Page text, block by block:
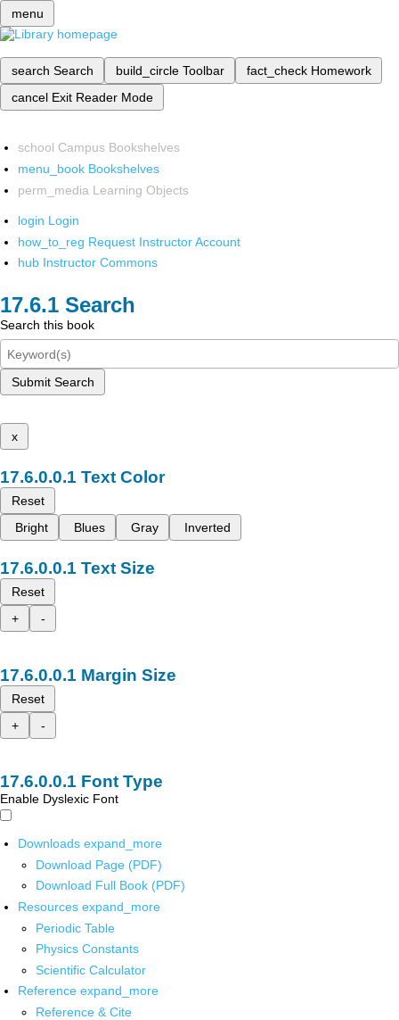
menu
search Search build_circle Toolbar fact_check Homework
cancel Exit Reader Mode
school Campus Bookshelves
menu_book Bookshelves
perm_media Learning Objects
login Login
how_to_reg Request Instructor Account
hub Instructor Commons
Search
Search this book
Submit Search
x
Text Color
Reset
Bright
Blues Gray Inverted
Text Size
Reset
+
-
Margin Size
Reset
+
-
Font Type
Enable Dyslexic Font
Downloads expand_more
Download Page (PDF)
Download Full Book (PDF)
Resources expand_more
Periodic Table
Physics Constants
Scientific Calculator
Reference expand_more
Reference & Cite